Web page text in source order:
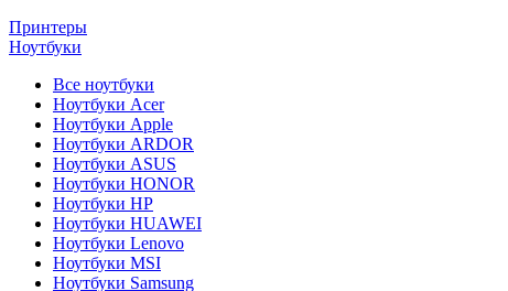
Принтеры
Ноутбуки
Все ноутбуки
Ноутбуки Acer
Ноутбуки Apple
Ноутбуки ARDOR
Ноутбуки ASUS
Ноутбуки HONOR
Ноутбуки HP
Ноутбуки HUAWEI
Ноутбуки Lenovo
Ноутбуки MSI
Ноутбуки Samsung